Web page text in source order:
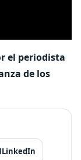
el periodista
de los
LinkedIn